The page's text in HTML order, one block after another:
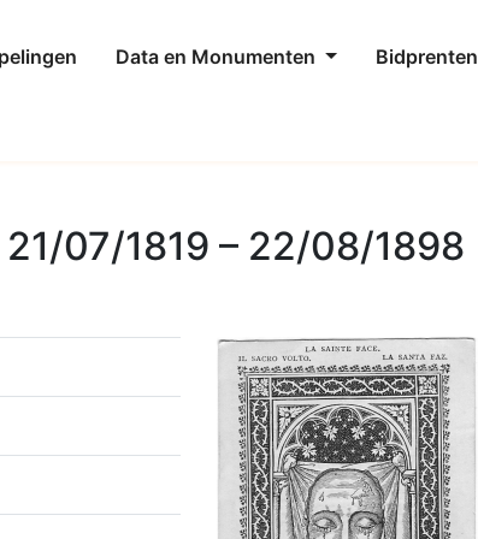
Data en Monumenten Bidprenten
07/1819 – 22/08/1898